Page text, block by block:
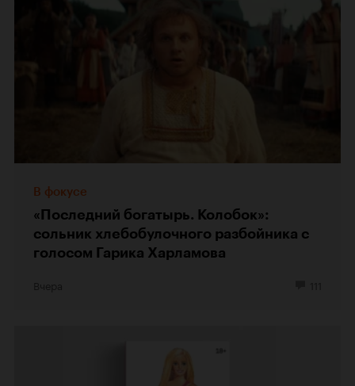
В фокусе
«Последний богатырь. Колобок»:
сольник хлебобулочного разбойника с
голосом Гарика Харламова